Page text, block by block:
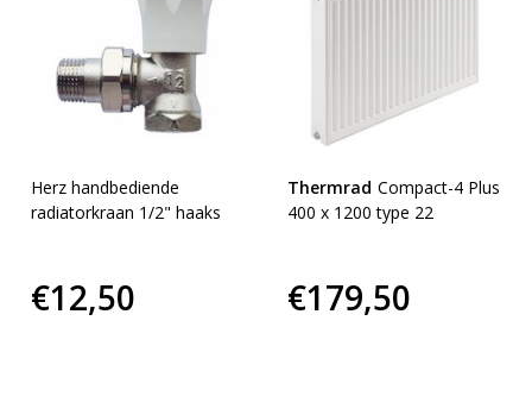
Herz handbediende
radiatorkraan 1/2" haaks
€12,50
Thermrad Compact-4 Plus
400 x 1200 type 22
€179,50